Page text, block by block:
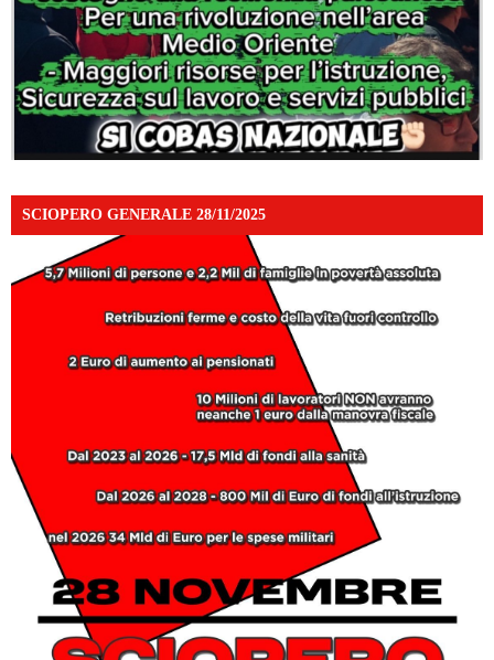
SCIOPERO GENERALE 28/11/2025